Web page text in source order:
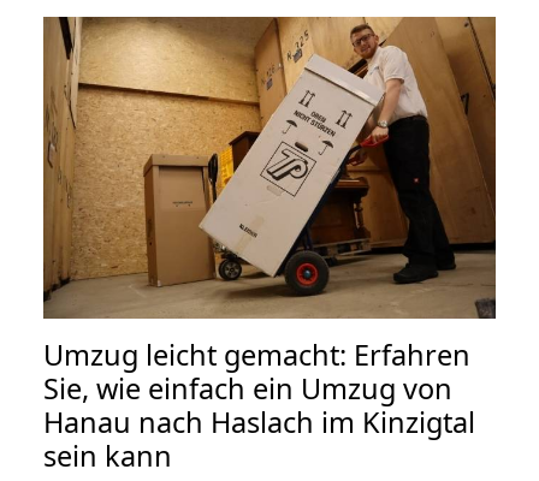
Umzug leicht gemacht: Erfahren
Sie, wie einfach ein Umzug von
Hanau nach Haslach im Kinzigtal
sein kann